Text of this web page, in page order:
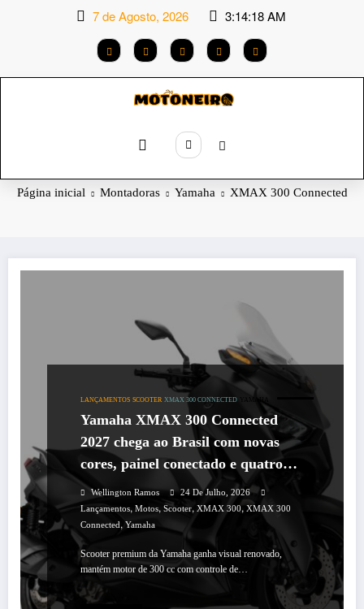
7 de Agosto, 2026 3:14:18 AM
Categoria: XMAX 300 Connected
Página inicial Montadoras Yamaha XMAX 300 Connected
LANÇAMENTOS SCOOTER XMAX 300 CONNECTED
Yamaha XMAX 300 Connected
2027 chega ao Brasil com novas
cores, painel conectado e quatro
anos de garantia
Wellington Ramos
24 De Julho, 2026
Lançamentos, Motos, Scooter, XMAX 300,XMAX 300
Connected, Yamaha
Scooter premium da Yamaha ganha visual renovado,
mantém motor de 300 cc com controle de…